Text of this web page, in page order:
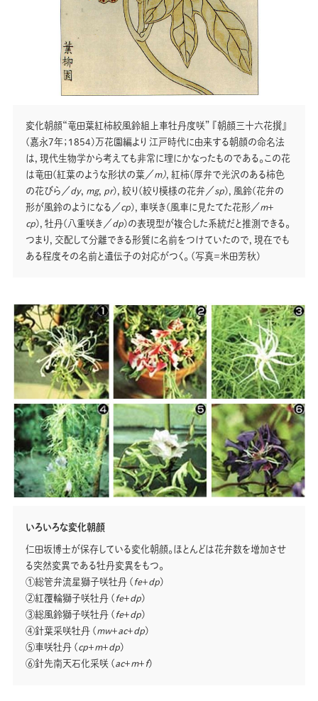
変化朝顔“竜田葉紅柿絞風鈴組上車牡丹度咲” 『朝顔三十六花撰』
(嘉永7年；1854)万花園編より 江戸時代に由来する朝顔の命名法
は，現代生物学から考えても非常に理にかなったものである。この花
は竜田(紅葉のような形状の葉／ｍ)，紅柿(厚弁で光沢のある柿色
の花びら／dy， mg， pr)，絞り(絞り模様の花弁／sp)，風鈴(花弁の
形が風鈴のようになる／cp)，車咲き(風車に見たてた花形／m＋
cp)，牡丹(八重咲き／dp)の表現型が複合した系統だと推測できる。
つまり，交配して分離できる形質に名前をつけていたので，現在でも
ある程度その名前と遺伝子の対応がつく。 (写真＝米田芳秋)
いろいろな変化朝顔
仁田坂博士が保存している変化朝顔。ほとんどは花弁数を増加させ
る突然変異である牡丹変異をもつ。
①総管弁流星獅子咲牡丹 (fe＋dp)
②紅覆輪獅子咲牡丹 (fe＋dp)
③総風鈴獅子咲牡丹 (fe＋dp)
④針葉采咲牡丹 (mw＋ac＋dp)
⑤車咲牡丹 (cp＋m＋dp)
⑥針先南天石化采咲 (ac＋m＋f)